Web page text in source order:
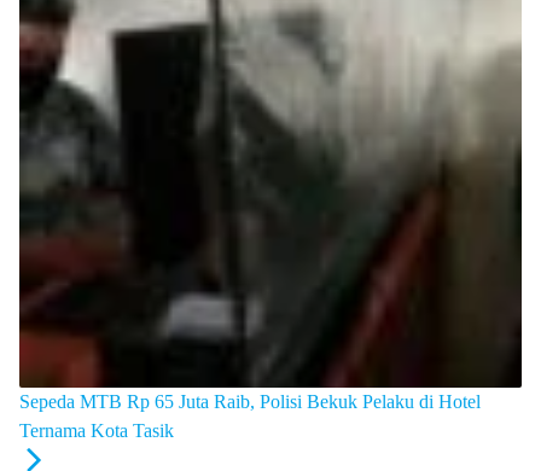
Sepeda MTB Rp 65 Juta Raib, Polisi Bekuk Pelaku di Hotel
Ternama Kota Tasik